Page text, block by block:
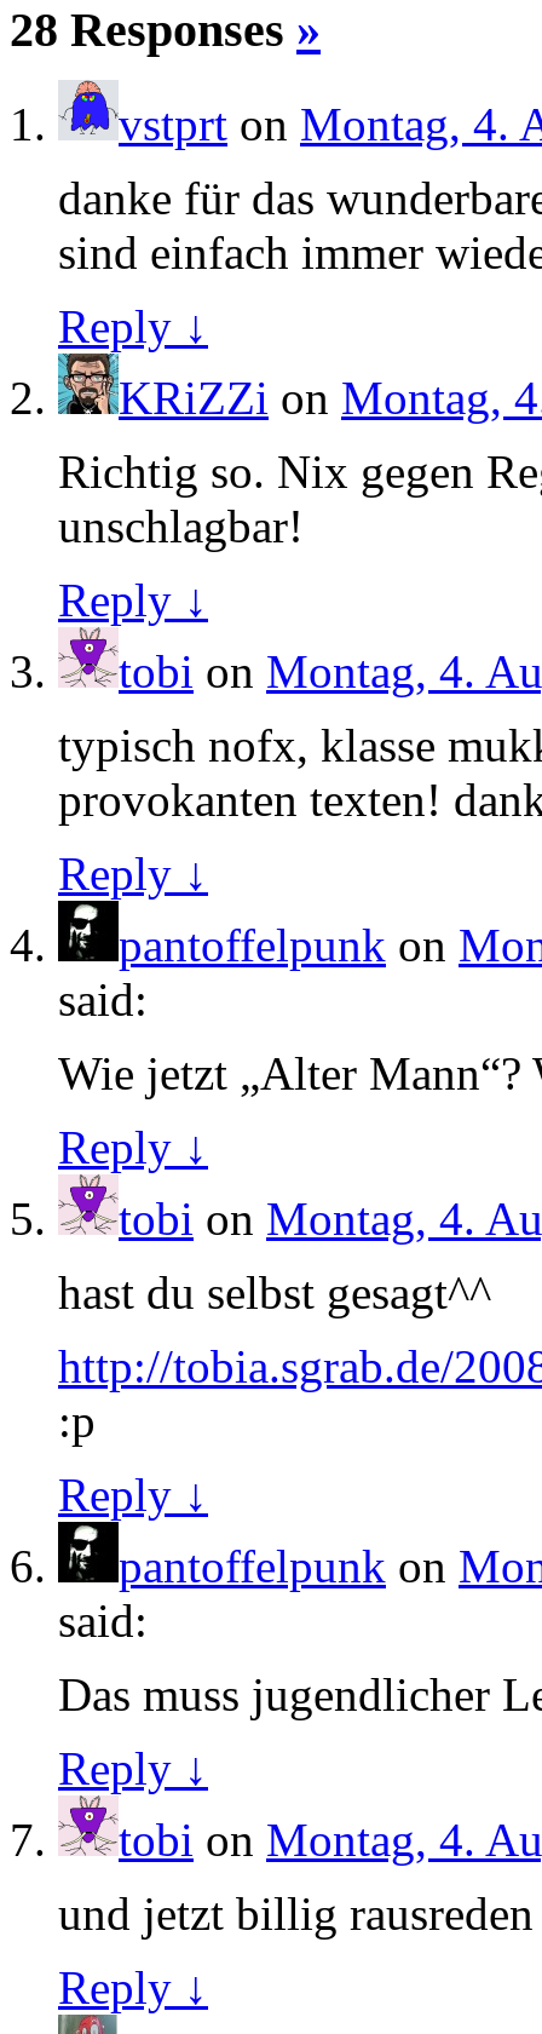
28 Responses »
vstprt on Montag, 4.
danke für das
sind einfach immer
Reply ↓
KRiZZi on Montag,
Richtig so. Nix gegen
unschlagbar!
Reply ↓
tobi on Montag, 4.
typisch nofx, klasse
provokanten texten!
Reply ↓
pantoffelpunk on
said:
Wie jetzt „Alter Mann“?
Reply ↓
tobi on Montag, 4.
hast du selbst gesagt^^
http://tobia.sgrab.de/
:p
Reply ↓
pantoffelpunk on
said:
Das muss jugendlicher
Reply ↓
tobi on Montag, 4.
und jetzt billig
Reply ↓